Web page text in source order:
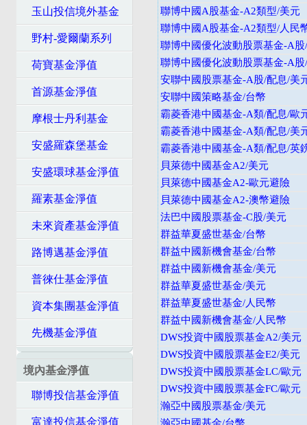
玉山投信境外基金
野村-愛爾蘭系列
荷寶基金淨值
首源基金淨值
摩根士丹利基金
安盛羅森堡基金
安盛環球基金淨值
羅素基金淨值
未來資產基金淨值
路博邁基金淨值
普徠仕基金淨值
資本集團基金淨值
先機基金淨值
境內基金淨值
聯博投信基金淨值
富達投信基金淨值
聯博中國A股基金-A2類型/美元
聯博中國A股基金-A2類型/人民
聯博中國優化波動股票基金-A股
聯博中國優化波動股票基金-A股
安聯中國股票基金-A股/配息/美
安聯中國策略基金/台幣
霸菱香港中國基金-A類/配息/歐
霸菱香港中國基金-A類/配息/美
霸菱香港中國基金-A類/配息/英
貝萊德中國基金A2/美元
貝萊德中國基金A2-歐元避險
貝萊德中國基金A2-澳幣避險
法巴中國股票基金-C股/美元
群益華夏盛世基金/台幣
群益中國新機會基金/台幣
群益中國新機會基金/美元
群益華夏盛世基金/美元
群益華夏盛世基金/人民幣
群益中國新機會基金/人民幣
DWS投資中國股票基金A2/美元
DWS投資中國股票基金E2/美元
DWS投資中國股票基金LC/歐元
DWS投資中國股票基金FC/歐元
瀚亞中國股票基金/美元